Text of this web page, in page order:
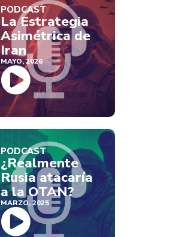
PODCAST
La Estrategia
Asimétrica de
Iran
MAYO, 2026
PODCAST
¿Realmente
Rusia atacaría
a la OTAN?
MARZO, 2025